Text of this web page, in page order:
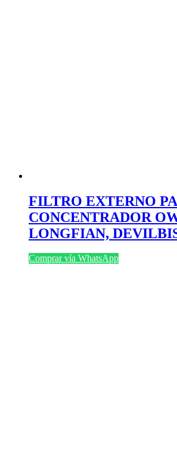
FILTRO EXTERNO
CONCENTRADOR
LONGFIAN,
Comprar vía WhatsApp